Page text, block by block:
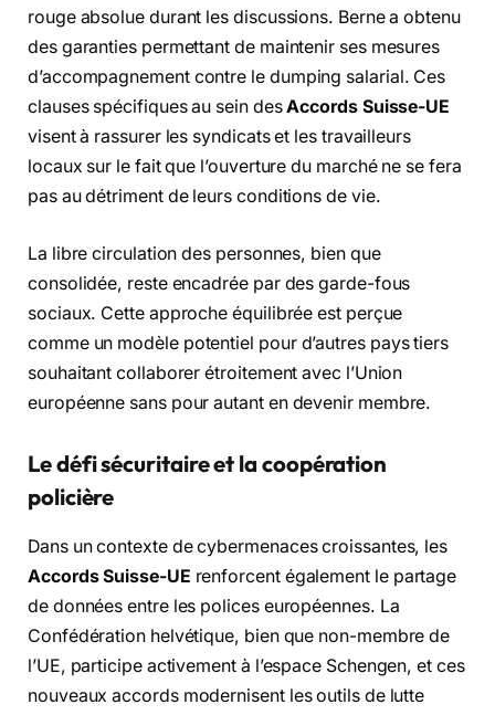
rouge absolue durant les discussions. Berne a obtenu
des garanties permettant de maintenir ses mesures
d’accompagnement contre le dumping salarial. Ces
clauses spécifiques au sein desAccords Suisse-UE
visent à rassurer les syndicats et les travailleurs
locaux sur le fait que l’ouverture du marché ne se fera
pas au détriment de leurs conditions de vie.
La libre circulation des personnes, bien que
consolidée, reste encadrée par des garde-fous
sociaux. Cette approche équilibrée est perçue
comme un modèle potentiel pour d’autres pays tiers
souhaitant collaborer étroitement avec l’Union
européenne sans pour autant en devenir membre.
Le défi sécuritaire et la coopération
policière
Dans un contexte de cybermenaces croissantes, les
Accords Suisse-UE renforcent également le partage
de données entre les polices européennes. La
Confédération helvétique, bien que non-membre de
l’UE, participe activement à l’espace Schengen, et ces
nouveaux accords modernisent les outils de lutte